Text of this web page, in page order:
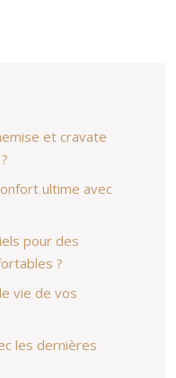
et cravate
ultime avec
pour des
?
vie de vos
les dernières